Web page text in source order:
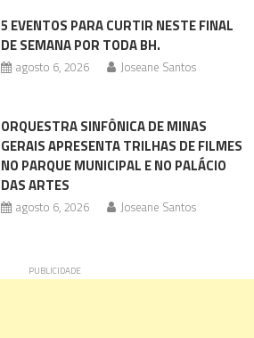
5 EVENTOS PARA CURTIR NESTE FINAL
DE SEMANA POR TODA BH.
agosto 6, 2026 Joseane Santos
ORQUESTRA SINFÔNICA DE MINAS
GERAIS APRESENTA TRILHAS DE FILMES
NO PARQUE MUNICIPAL E NO PALÁCIO
DAS ARTES
agosto 6, 2026 Joseane Santos